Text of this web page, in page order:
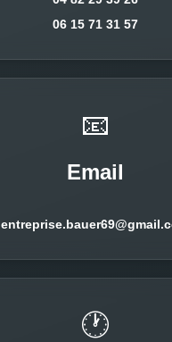
06 15 71 31 57
📧
Email
🕐